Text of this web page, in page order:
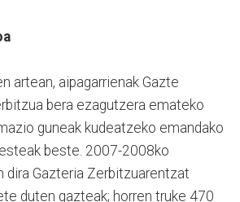
artean, aipagarrienak Gazte
bera ezagutzera emateko
guneak kudeatzeko emandako
beste. 2007-2008ko
dira Gazteria Zerbitzuarentzat
duten gazteak; horren truke 470